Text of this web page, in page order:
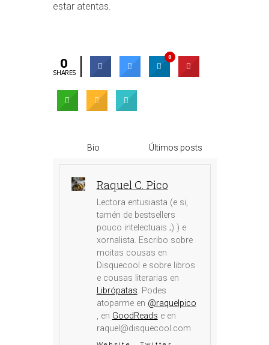
estar atentas.
0
SHARES
0
Bio Últimos posts
Raquel C. Pico
Lectora entusiasta (e si,
tamén de bestsellers
pouco intelectuais ;) ) e
xornalista. Escribo sobre
moitas cousas en
Disquecool e sobre libros
e cousas literarias en
Librópatas. Podes
atoparme en @raquelpico
, en GoodReads e en
raquel@disquecool.com